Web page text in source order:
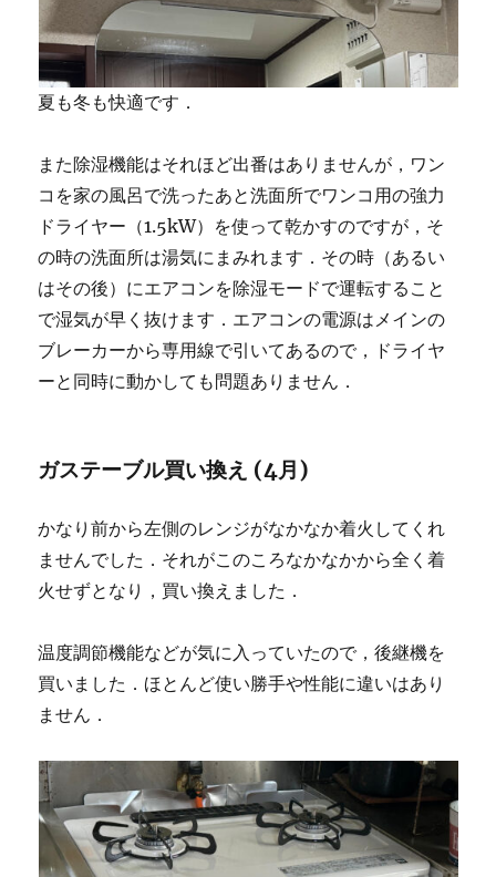
夏も冬も快適です．
また除湿機能はそれほど出番はありませんが，ワン
コを家の風呂で洗ったあと洗面所でワンコ用の強力
ドライヤー（1.5kW）を使って乾かすのですが，そ
の時の洗面所は湯気にまみれます．その時（あるい
はその後）にエアコンを除湿モードで運転すること
で湿気が早く抜けます．エアコンの電源はメインの
ブレーカーから専用線で引いてあるので，ドライヤ
ーと同時に動かしても問題ありません．
ガステーブル買い換え (4月)
かなり前から左側のレンジがなかなか着火してくれ
ませんでした．それがこのころなかなかから全く着
火せずとなり，買い換えました．
温度調節機能などが気に入っていたので，後継機を
買いました．ほとんど使い勝手や性能に違いはあり
ません．